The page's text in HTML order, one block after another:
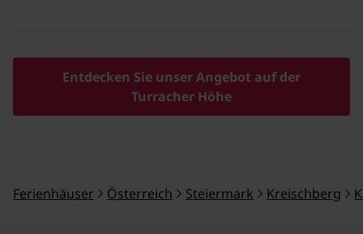
Entdecken Sie unser Angebot auf der
Turracher Höhe
Ferienhäuser Österreich Steiermark Kreischberg